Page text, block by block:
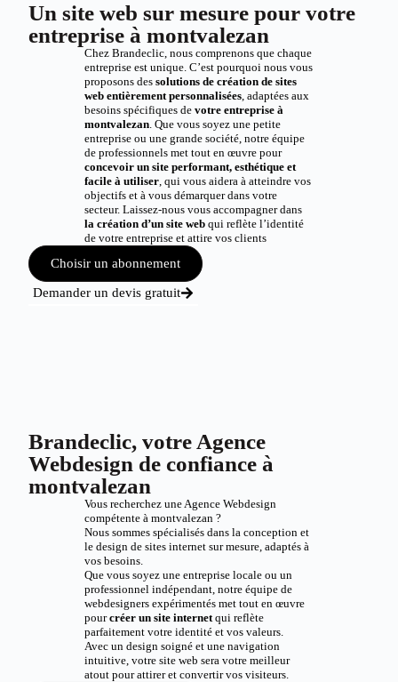
Un site web sur mesure pour votre
entreprise à montvalezan
Chez Brandeclic, nous comprenons que chaque
entreprise est unique. C’est pourquoi nous vous
proposons des solutions de création de sites
web entièrement personnalisées, adaptées aux
besoins spécifiques de votre entreprise à
montvalezan. Que vous soyez une petite
entreprise ou une grande société, notre équipe
de professionnels met tout en œuvre pour
concevoir un site performant, esthétique et
facile à utiliser, qui vous aidera à atteindre vos
objectifs et à vous démarquer dans votre
secteur. Laissez-nous vous accompagner dans
la création d’un site webqui reflète l’identité
de votre entreprise et attire vos clients
Choisir un abonnement
Demander un devis gratuit
Brandeclic, votre Agence
Webdesign de confiance à
montvalezan
Vous recherchez une Agence Webdesign
compétente à montvalezan ?
Nous sommes spécialisés dans la conception et
le design de sites internet sur mesure, adaptés à
vos besoins.
Que vous soyez une entreprise locale ou un
professionnel indépendant, notre équipe de
webdesigners expérimentés met tout en œuvre
pourcréer un site internetqui reflète
parfaitement votre identité et vos valeurs.
Avec un design soigné et une navigation
intuitive, votre site web sera votre meilleur
atout pour attirer et convertir vos visiteurs.